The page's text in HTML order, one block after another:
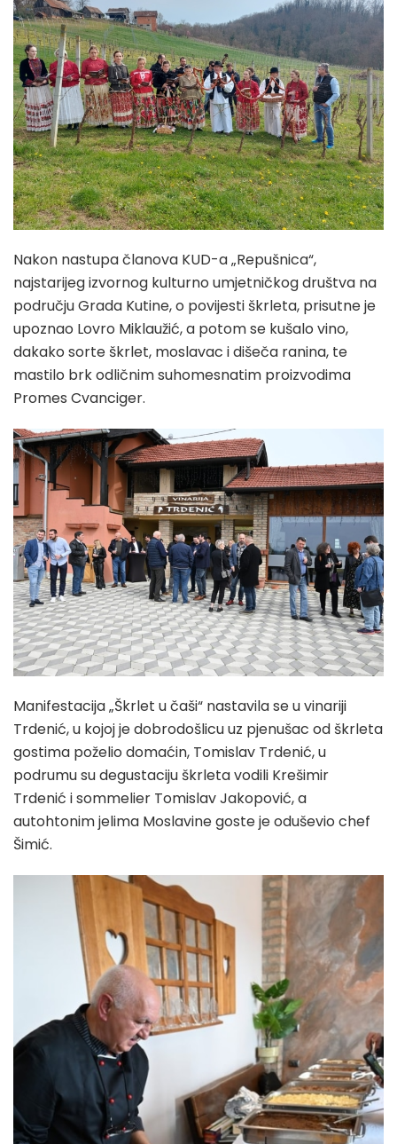
Nakon nastupa članova KUD-a „Repušnica“,
najstarijeg izvornog kulturno umjetničkog društva na
području Grada Kutine, o povijesti škrleta, prisutne je
upoznao Lovro Miklaužić, a potom se kušalo vino,
dakako sorte škrlet, moslavac i dišeča ranina, te
mastilo brk odličnim suhomesnatim proizvodima
Promes Cvanciger.
Manifestacija „Škrlet u čaši“ nastavila se u vinariji
Trdenić, u kojoj je dobrodošlicu uz pjenušac od škrleta
gostima poželio domaćin, Tomislav Trdenić, u
podrumu su degustaciju škrleta vodili Krešimir
Trdenić i sommelier Tomislav Jakopović, a
autohtonim jelima Moslavine goste je oduševio chef
Šimić.